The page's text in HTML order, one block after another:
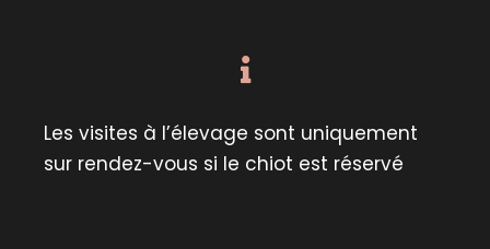
Les visites à l’élevage sont uniquement
sur rendez-vous si le chiot est réservé